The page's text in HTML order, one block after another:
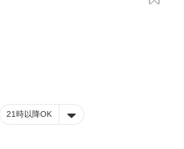
21時以降OK